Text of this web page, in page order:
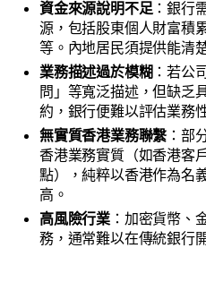
資金來源說明不足：銀行
源，包括股東個人財富積
等。內地居民須提供能清
業務描述過於模糊 ：若公
問」等寬泛描述，但缺乏
約，銀行便難以評估業務
無實質香港業務聯繫 ：部
香港業務實質（如香港客
點），純粹以香港作為名
高。
高風險行業 ：加密貨幣、
務，通常難以在傳統銀行